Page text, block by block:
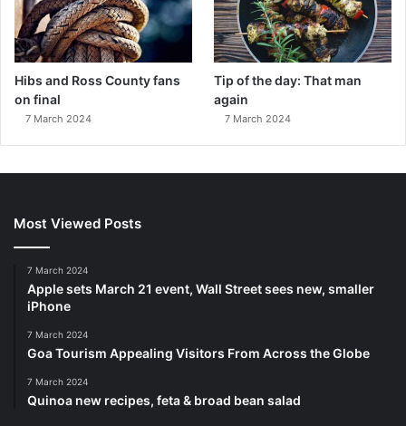
Hibs and Ross County fans
on final
7 March 2024
Tip of the day: That man
again
7 March 2024
Most Viewed Posts
7 March 2024
Apple sets March 21 event, Wall Street sees new, smaller
iPhone
7 March 2024
Goa Tourism Appealing Visitors From Across the Globe
7 March 2024
Quinoa new recipes, feta & broad bean salad